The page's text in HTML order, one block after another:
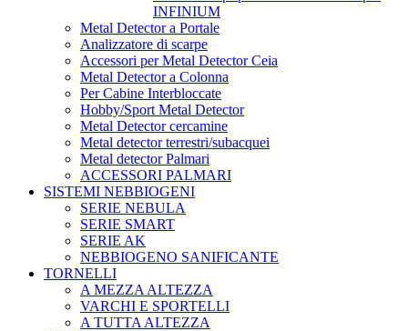
INFINIUM
Metal Detector a Portale
Analizzatore di scarpe
Accessori per Metal Detector Ceia
Metal Detector a Colonna
Per Cabine Interbloccate
Hobby/Sport Metal Detector
Metal Detector cercamine
Metal detector terrestri/subacquei
Metal detector Palmari
ACCESSORI PALMARI
SISTEMI NEBBIOGENI
SERIE NEBULA
SERIE SMART
SERIE AK
NEBBIOGENO SANIFICANTE
TORNELLI
A MEZZA ALTEZZA
VARCHI E SPORTELLI
A TUTTA ALTEZZA